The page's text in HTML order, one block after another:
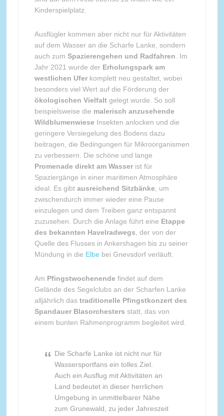
Kinderspielplatz.
Ausflügler kommen aber nicht nur für Aktivitäten
auf dem Wasser an die Scharfe Lanke, sondern
auch zum Spazierengehen und Radfahren . Im
Jahr 2021 wurde der Erholungspark am
westlichen Uferkomplett neu gestaltet, wobei
besonders viel Wert auf die Förderung der
ökologischen Vielfaltgelegt wurde. So soll
beispielsweise die malerisch anzusehende
Wildblumenwiese Insekten anlocken und die
geringere Versiegelung des Bodens dazu
beitragen, die Bedingungen für Mikroorganismen
zu verbessern. Die schöne und lange
Promenade direkt am Wasserist für
Spaziergänge in einer maritimen Atmosphäre
ideal. Es gibt ausreichend Sitzbänke , um
zwischendurch immer wieder eine Pause
einzulegen und dem Treiben ganz entspannt
zuzusehen. Durch die Anlage führt eine Etappe
des bekannten Havelradwegs , der von der
Quelle des Flusses in Ankershagen bis zu seiner
Mündung in die Elbe bei Gnevsdorf verläuft.
Am Pfingstwochenende findet auf dem
Gelände des Segelclubs an der Scharfen Lanke
alljährlich das traditionelle Pfingstkonzert des
Spandauer Blasorchesters statt, das von
einem bunten Rahmenprogramm begleitet wird.
Die Scharfe Lanke ist nicht nur für
Wassersportfans ein tolles Ziel.
Auch ein Ausflug mit Aktivitäten an
Land bedeutet in dieser herrlichen
Umgebung in unmittelbarer Nähe
zum Grunewald, zu jeder Jahreszeit